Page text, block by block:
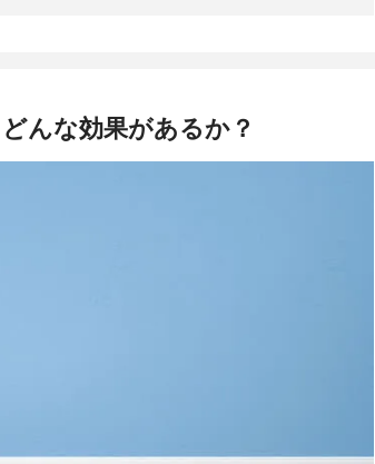
んな効果があるか？